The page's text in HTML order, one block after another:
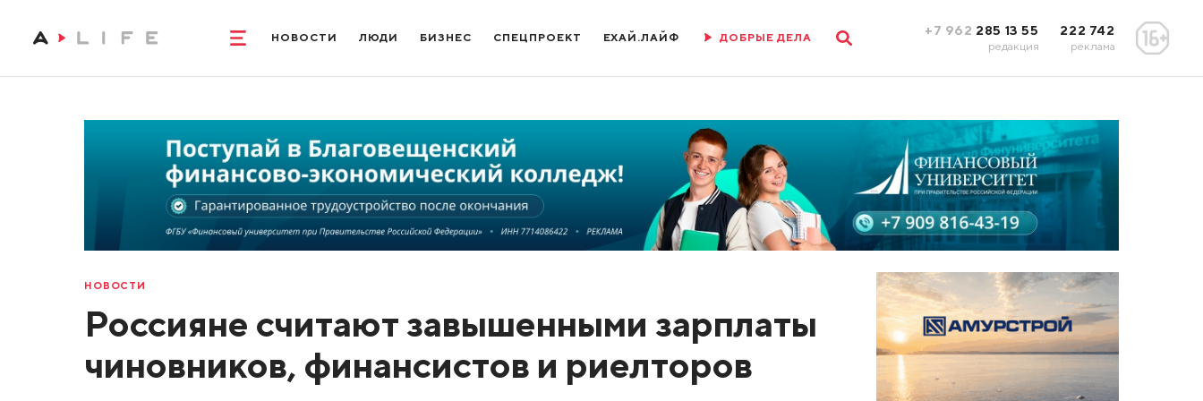
НОВОСТИ ЛЮДИ БИЗНЕС СПЕЦПРОЕКТ ЕХАЙ.ЛАЙФ ДОБРЫЕ ДЕЛА +7 962 285 13 55
редакция
222 742
реклама
НОВОСТИ
Россияне считают завышенными зарплаты
чиновников, финансистов и риелторов